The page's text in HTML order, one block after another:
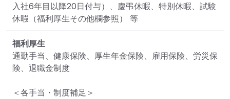
入社6年目以降20日付与）、慶弔休暇、特別休暇、試験
休暇（福利厚生その他欄参照） 等
福利厚生
通勤手当、健康保険、厚生年金保険、雇用保険、労災保
険、退職金制度
＜各手当・制度補足＞